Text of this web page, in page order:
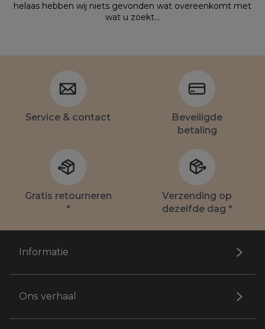
helaas hebben wij niets gevonden wat overeenkomt met
wat u zoekt...
Service & contact
Beveiligde
betaling
Gratis retourneren
*
Verzending op
dezelfde dag *
Informatie
Ons verhaal